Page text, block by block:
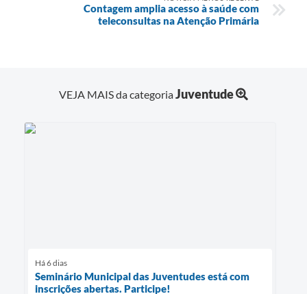
Contagem amplia acesso à saúde com
teleconsultas na Atenção Primária
VEJA MAIS da categoriaJuventude
Há 6 dias
Seminário Municipal das Juventudes está com
inscrições abertas. Participe!